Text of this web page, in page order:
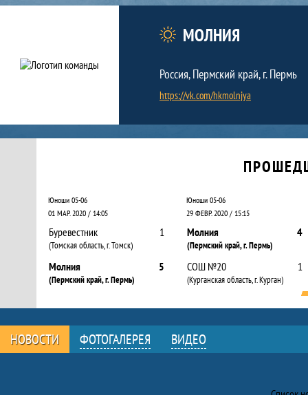
Команда
Краткая информация о команде
МОЛНИЯ
Россия, Пермский край, г. Пермь
https://vk.com/hkmolnjya
Календарь прошедших и будущих матчей
Юноши 05-06
01 МАР. 2020 / 14:05
Буревестник
(Томская область, г. Томск)
1
Молния
(Пермский край, г. Пермь)
5
Юноши 05-06
29 ФЕВР. 2020 / 15:15
Молния
(Пермский край, г. Пермь)
4
СОШ №20
(Курганская область, г. Курган)
1
НОВОСТИ ФОТОГАЛЕРЕЯ ВИДЕО